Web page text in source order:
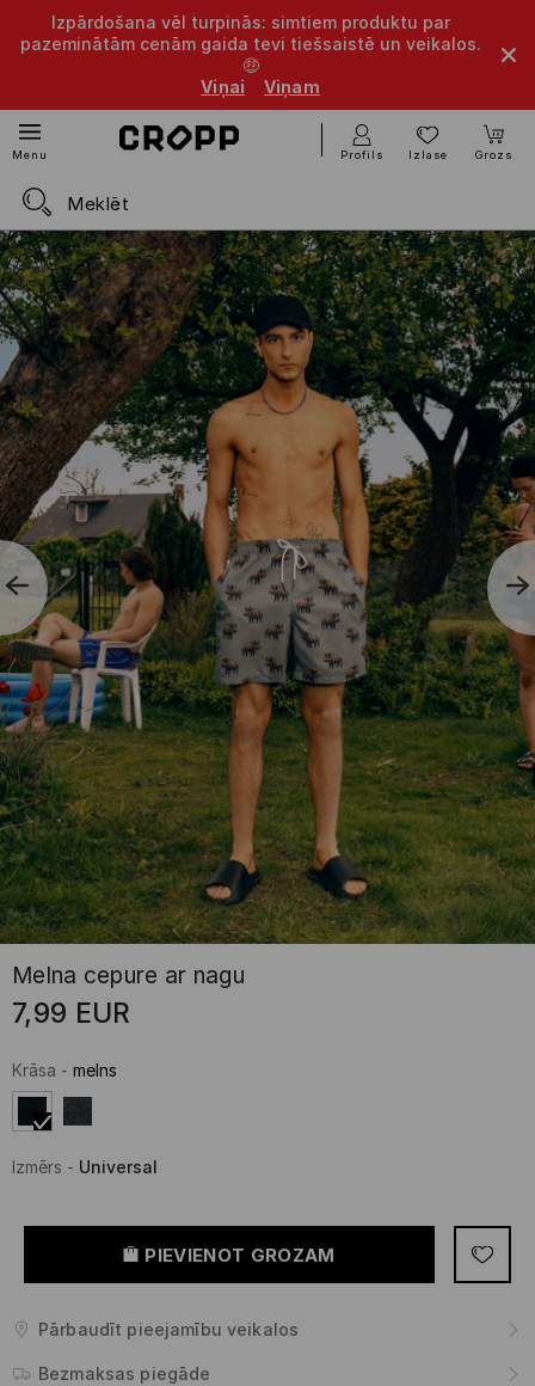
Izpārdošana vēl turpinās: simtiem produktu par
pazeminātām cenām gaida tevi tiešsaistē un veikalos.
🤑
Viņai
Viņam
Menu Profils Izlase Grozs
Melna cepure ar nagu
7,99 EUR
Krāsa - melns
Izmērs - Universal
PIEVIENOT GROZAM
Pārbaudīt pieejamību veikalos
Bezmaksas piegāde